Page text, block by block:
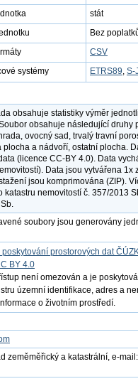
stát
Bez
CSV
systémy
ETRS89, S-
obsahuje statistiky výměr
obsahuje následující druhy
ovocný sad, trvalý travní
plocha a nádvoří, ostatní plocha.
(licence CC-BY 4.0). Data
Data jsou vytvářena 1x
jsou komprimována (ZIP).
katastru nemovitostí č. 357/2013
soubory jsou generovány
poskytování prostorových dat
BY 4.0
není omezován a je
územní identifikace, adres a
o životním prostředí.
zeměměřický a katastrální, e-mail: